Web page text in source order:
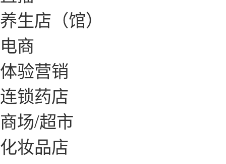
养生店（馆）
电商
体验营销
连锁药店
商场/超市
化妆品店